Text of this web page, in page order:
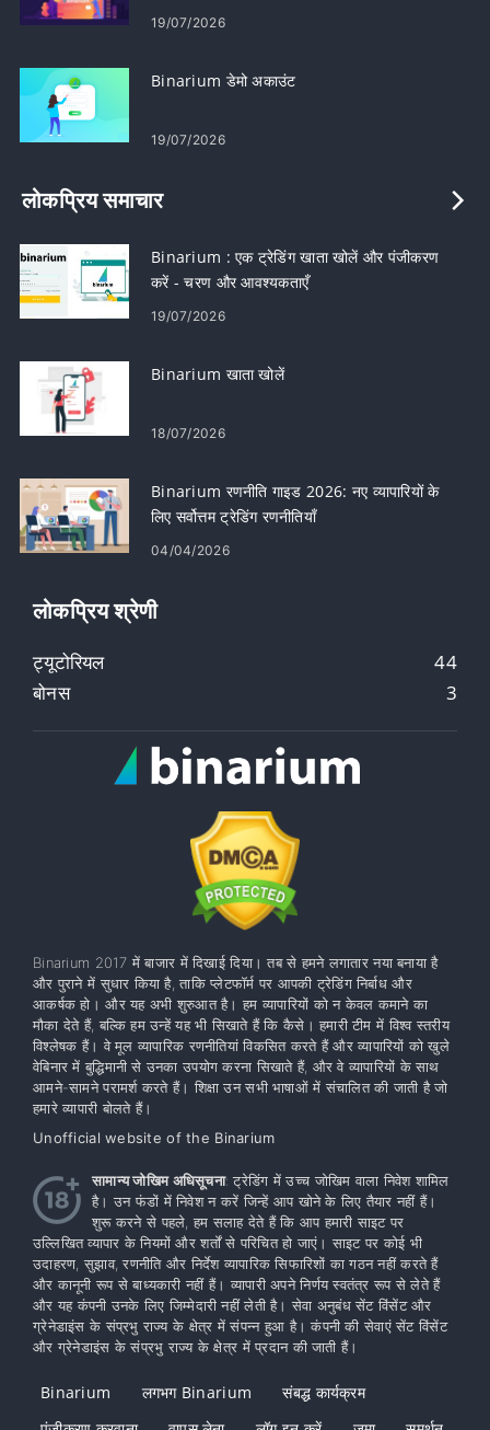
19/07/2026
Binarium डेमो अकाउंट
19/07/2026
लोकप्रिय समाचार
Binarium : एक ट्रेडिंग खाता खोलें और पंजीकरण
करें - चरण और आवश्यकताएँ
19/07/2026
Binarium खाता खोलें
18/07/2026
Binarium रणनीति गाइड 2026: नए व्यापारियों के
लिए सर्वोत्तम ट्रेडिंग रणनीतियाँ
04/04/2026
लोकप्रिय श्रेणी
ट्यूटोरियल
44
बोनस
3
Binarium 2017 में बाजार में दिखाई दिया। तब से हमने लगातार नया बनाया है
और पुराने में सुधार किया है, ताकि प्लेटफॉर्म पर आपकी ट्रेडिंग निर्बाध और
आकर्षक हो। और यह अभी शुरुआत है। हम व्यापारियों को न केवल कमाने का
मौका देते हैं, बल्कि हम उन्हें यह भी सिखाते हैं कि कैसे। हमारी टीम में विश्व स्तरीय
विश्लेषक हैं। वे मूल व्यापारिक रणनीतियां विकसित करते हैं और व्यापारियों को खुले
वेबिनार में बुद्धिमानी से उनका उपयोग करना सिखाते हैं, और वे व्यापारियों के साथ
आमने-सामने परामर्श करते हैं। शिक्षा उन सभी भाषाओं में संचालित की जाती है जो
हमारे व्यापारी बोलते हैं।
Unofficial website of the Binarium
सामान्य जोखिम अधिसूचना: ट्रेडिंग में उच्च जोखिम वाला निवेश शामिल
है। उन फंडों में निवेश न करें जिन्हें आप खोने के लिए तैयार नहीं हैं।
शुरू करने से पहले, हम सलाह देते हैं कि आप हमारी साइट पर
उल्लिखित व्यापार के नियमों और शर्तों से परिचित हो जाएं। साइट पर कोई भी
उदाहरण, सुझाव, रणनीति और निर्देश व्यापारिक सिफारिशों का गठन नहीं करते हैं
और कानूनी रूप से बाध्यकारी नहीं हैं। व्यापारी अपने निर्णय स्वतंत्र रूप से लेते हैं
और यह कंपनी उनके लिए जिम्मेदारी नहीं लेती है। सेवा अनुबंध सेंट विंसेंट और
ग्रेनेडाइंस के संप्रभु राज्य के क्षेत्र में संपन्न हुआ है। कंपनी की सेवाएं सेंट विंसेंट
और ग्रेनेडाइंस के संप्रभु राज्य के क्षेत्र में प्रदान की जाती हैं।
Binarium लगभग Binarium
संबद्ध कार्यक्रम